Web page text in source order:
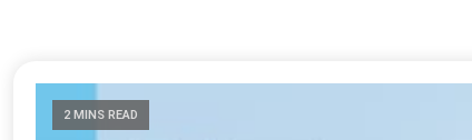
2 MINS READ